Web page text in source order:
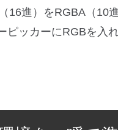
16進）をRGBA（10
ピッカーにRGBを入